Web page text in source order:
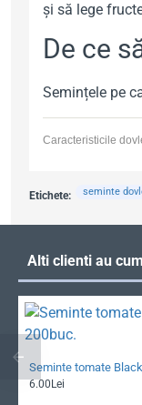
și să lege
De ce
Semințele pe
Caracteristicile
Etichete: seminte
Alti clienti au
Seminte tomate
6.00Lei